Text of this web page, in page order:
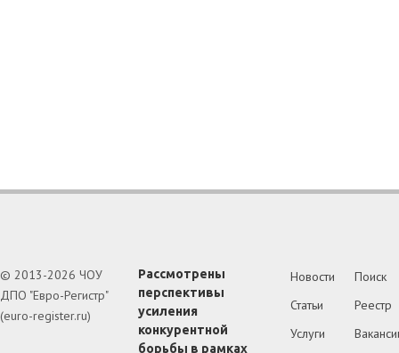
© 2013-2026 ЧОУ
ДПО "Евро-Регистр"
(euro-register.ru)
Рассмотрены
перспективы
усиления
конкурентной
борьбы в рамках
Новости
Статьи
Услуги
Поиск
Реестр